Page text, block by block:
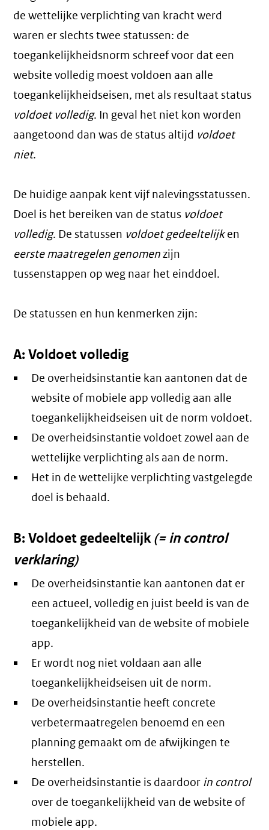
de wettelijke verplichting van kracht werd
waren er slechts twee statussen: de
toegankelijkheidsnorm schreef voor dat een
website volledig moest voldoen aan alle
toegankelijkheidseisen, met als resultaat status
voldoet volledig. In geval het niet kon worden
aangetoond dan was de status altijd voldoet
niet.
De huidige aanpak kent vijf nalevingsstatussen.
Doel is het bereiken van de status voldoet
volledig. De statussen voldoet gedeeltelijken
eerste maatregelen genomenzijn
tussenstappen op weg naar het einddoel.
De statussen en hun kenmerken zijn:
A: Voldoet volledig
De overheidsinstantie kan aantonen dat de
website of mobiele app volledig aan alle
toegankelijkheidseisen uit de norm voldoet.
De overheidsinstantie voldoet zowel aan de
wettelijke verplichting als aan de norm.
Het in de wettelijke verplichting vastgelegde
doel is behaald.
B: Voldoet gedeeltelijk(= in control
verklaring)
De overheidsinstantie kan aantonen dat er
een actueel, volledig en juist beeld is van de
toegankelijkheid van de website of mobiele
app.
Er wordt nog niet voldaan aan alle
toegankelijkheidseisen uit de norm.
De overheidsinstantie heeft concrete
verbetermaatregelen benoemd en een
planning gemaakt om de afwijkingen te
herstellen.
De overheidsinstantie is daardoor in control
over de toegankelijkheid van de website of
mobiele app.